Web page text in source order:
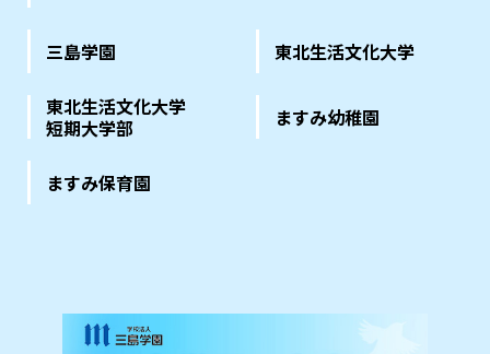
三島学園 東北生活文化大学
東北生活文化大学
短期大学部
ますみ幼稚園
ますみ保育園